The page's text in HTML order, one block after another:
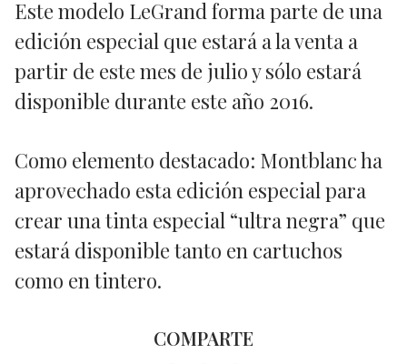
Este modelo LeGrand forma parte de una
edición especial que estará a la venta a
partir de este mes de julio y sólo estará
disponible durante este año 2016.
Como elemento destacado: Montblanc ha
aprovechado esta edición especial para
crear una tinta especial “ultra negra” que
estará disponible tanto en cartuchos
como en tintero.
COMPARTE